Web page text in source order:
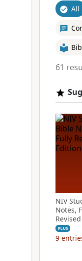
All
61
NIV
Notes,
PLUS
9